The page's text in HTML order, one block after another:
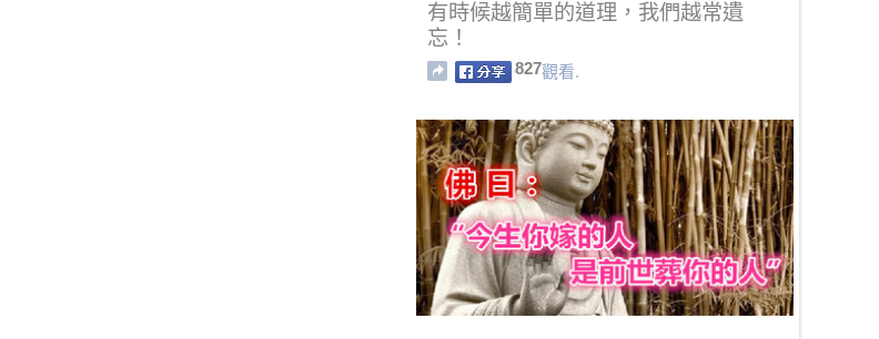
有時候越簡單的道理，我們越常遺
忘！
827觀看.